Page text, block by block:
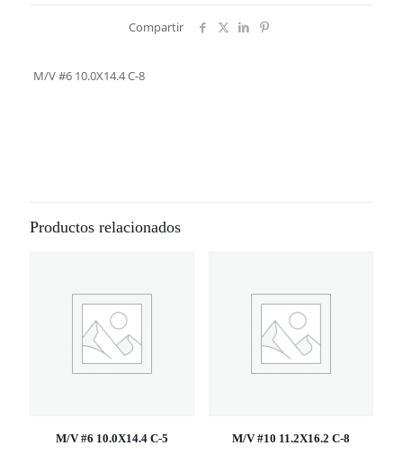
Compartir
M/V #6 10.0X14.4 C-8
Productos relacionados
M/V #6 10.0X14.4 C-5 M/V #10 11.2X16.2 C-8